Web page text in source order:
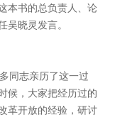
本书的总负责人、论
吴晓灵发言。
同志亲历了这一过
候，大家把经历过的
革开放的经验，研讨